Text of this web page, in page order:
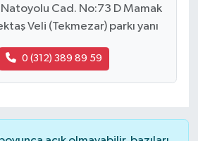
Cad. No:73 D Mamak
Veli (Tekmezar) parkı yanı
0 (312) 389 89 59